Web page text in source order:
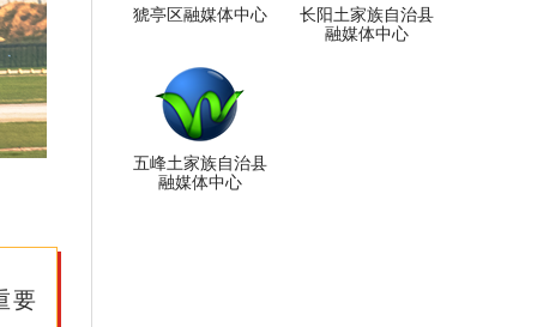
要
猇亭区融媒体中心
长阳土家族自治县
融媒体中心
五峰土家族自治县
融媒体中心